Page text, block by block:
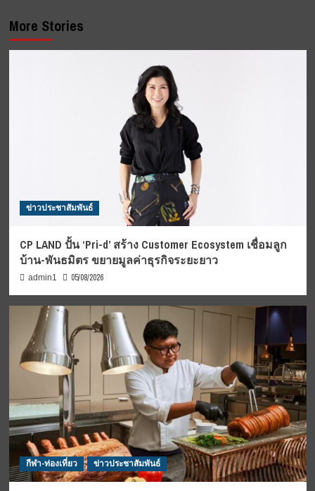
More Stories
ข่าวประชาสัมพันธ์
CP LAND ปั้น ‘Pri-d’ สร้าง Customer Ecosystem เชื่อมลูก
บ้าน-พันธมิตร ขยายมูลค่าธุรกิจระยะยาว
admin1 05/08/2026
กีฬา-ท่องเที่ยว ข่าวประชาสัมพันธ์